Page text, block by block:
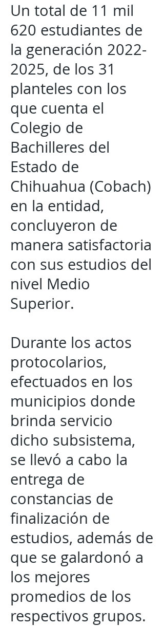
Un total de 11 mil
620 estudiantes de
la generación 2022-
2025, de los 31
planteles con los
que cuenta el
Colegio de
Bachilleres del
Estado de
Chihuahua (Cobach)
en la entidad,
concluyeron de
manera satisfactoria
con sus estudios del
nivel Medio
Superior.
Durante los actos
protocolarios,
efectuados en los
municipios donde
brinda servicio
dicho subsistema,
se llevó a cabo la
entrega de
constancias de
finalización de
estudios, además de
que se galardonó a
los mejores
promedios de los
respectivos grupos.